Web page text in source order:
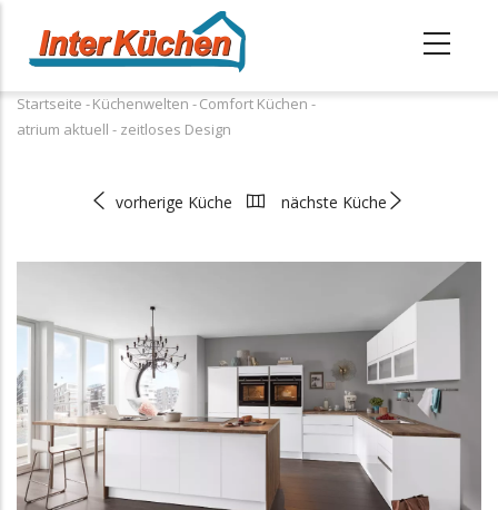
Inhalt
Pfadnavigation
Startseite -Küchenwelten -Comfort Küchen -
atrium aktuell - zeitloses Design
vorherige Küche nächste Küche